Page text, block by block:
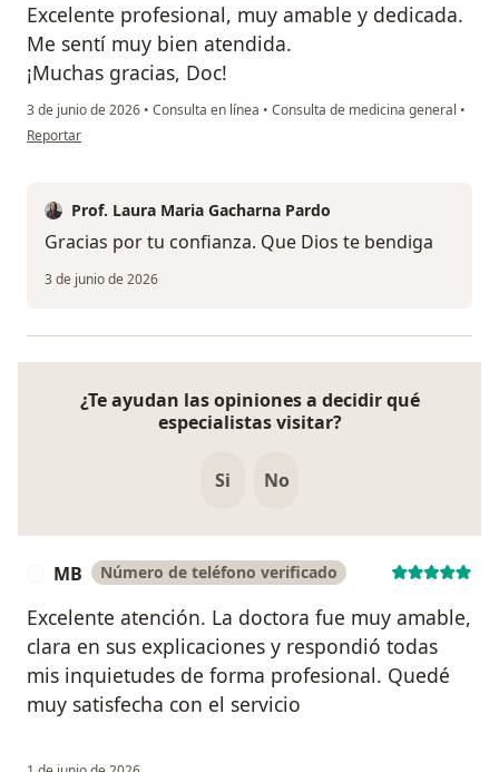
Excelente profesional, muy amable y dedicada.
Me sentí muy bien atendida.
¡Muchas gracias, Doc!
3 de junio de 2026 • Consulta en línea • Consulta de medicina general •
en opinión del usuario Fernanda Candelo
Reportar
Prof. Laura Maria Gacharna Pardo
Gracias por tu confianza. Que Dios te bendiga
3 de junio de 2026
¿Te ayudan las opiniones a decidir qué
especialistas visitar?
Si No
MB Número de teléfono verificado
Excelente atención. La doctora fue muy amable,
clara en sus explicaciones y respondió todas
mis inquietudes de forma profesional. Quedé
muy satisfecha con el servicio